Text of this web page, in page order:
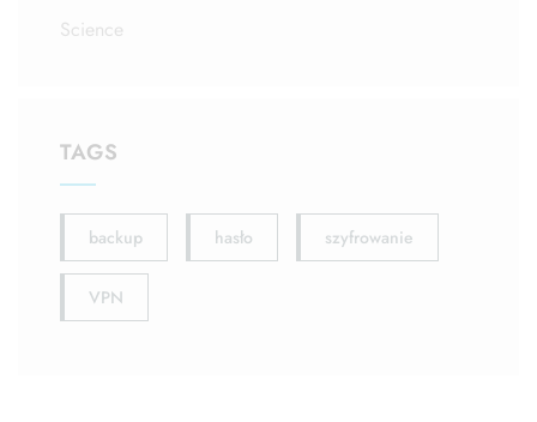
Science
TAGS
backup hasło szyfrowanie
VPN